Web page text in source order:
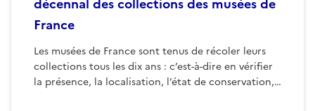
France
Les musées de France sont tenus de récoler leurs
collections tous les dix ans : c’est-à-dire en vérifier
la présence, la localisation, l’état de conservation,…